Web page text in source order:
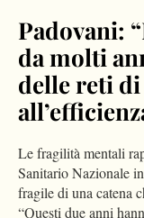
Padovani:
da molti
delle reti
Le fragilità mentali
Sanitario Nazionale
fragile di una catena
“Questi due anni